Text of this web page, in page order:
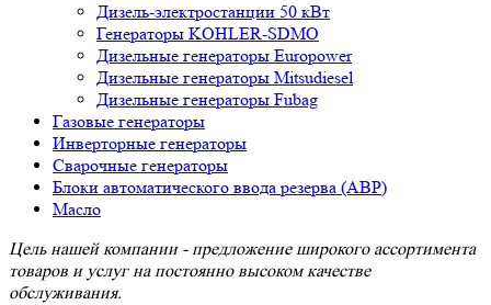
Дизель-электростанции 50 кВт
Генераторы KOHLER-SDMO
Дизельные генераторы Europower
Дизельные генераторы Mitsudiesel
Дизельные генераторы Fubag
Газовые генераторы
Инверторные генераторы
Сварочные генераторы
Блоки автоматического ввода резерва (АВР)
Масло
Цель нашей компании - предложение широкого ассортимента
товаров и услуг на постоянно высоком качестве
обслуживания.